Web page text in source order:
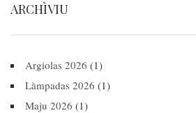
ARCHÌVIU
Argiolas 2026 (1)
Làmpadas 2026 (1)
Maju 2026 (1)